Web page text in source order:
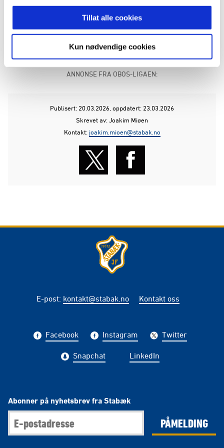
Tillat alle cookies
Kun nødvendige cookies
treningskampen mot Kongsvinger 19.00 og
ANNONSE FRA OBOS-LIGAEN:
Publisert: 20.03.2026 , oppdatert: 23.03.2026
Skrevet av: Joakim Miøen
Kontakt: joakim.mioen@stabak.no
E-post: kontakt@stabak.no Kontakt oss
Facebook Instagram Twitter
Snapchat LinkedIn
Abonner på nyhetsbrev fra Stabæk
PÅMELDING